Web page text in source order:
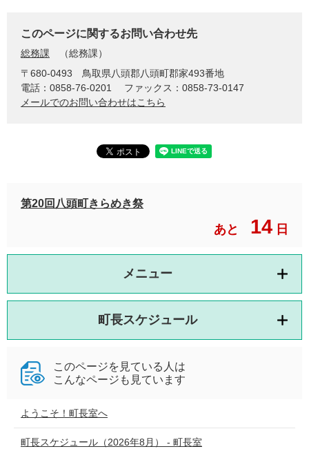
このページに関するお問い合わせ先
総務課
総務課
〒680-0493
鳥取県八頭郡八頭町郡家493番地
電話：0858-76-0201
ファックス：0858-73-0147
メールでのお問い合わせはこちら
第20回八頭町きらめき祭
あと 14 日
メニュー
町長スケジュール
このページを見ている人は
こんなページも見ています
ようこそ！町長室へ
町長スケジュール（2026年8月） - 町長室